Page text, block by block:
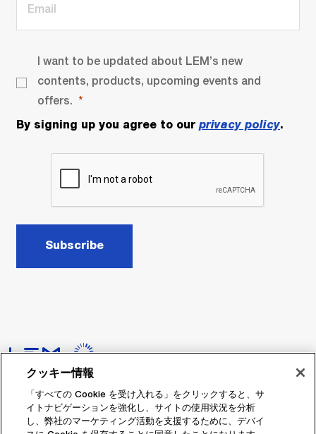
I want to be updated about LEM’s new
contents, products, upcoming events and
offers.
By signing up you agree to our privacy policy.
Subscribe
Headquarters
LEM International SA
Route du Nant-d’Avril, 152
1217 Meyrin
クッキー情報
「すべての Cookie を受け入れる」をクリックすると、サ
イトナビゲーションを強化し、サイトの使用状況を分析
し、弊社のマーケティング活動を支援するために、デバイ